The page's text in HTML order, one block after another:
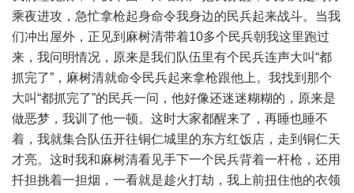
乘夜进攻，急忙拿枪起身命令我身边的民兵起来战斗。当我
们冲出屋外，正见到麻树清带着10多个民兵朝我这里跑过
来，我问明情况，原来是我们队伍里有个民兵连声大叫“都
抓完了”，麻树清就命令民兵起来拿枪跟他上。我找到那个
大叫“都抓完了”的民兵一问，他好像还迷迷糊糊的，原来是
做恶梦，我训了他一顿。这时大家都醒来了，再睡也睡不
着，我就集合队伍开往铜仁城里的东方红饭店，走到铜仁天
才亮。这时我和麻树清看见手下一个民兵背着一杆枪，还用
扦担挑着一担烟，一看就是趁火打劫，我上前扭住他的衣领